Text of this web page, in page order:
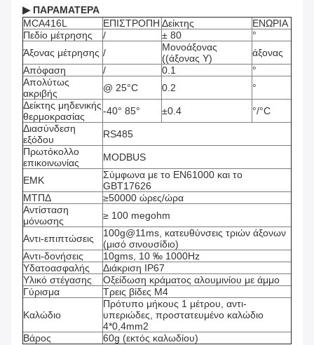
▶ ΠΑΡΑΜΑΤΕΡΑ
MCA416L
ΕΠΙΣΤΡΟΠΗ Δείκτης
ΕΝΩΡΙΑ
Πεδίο μέτρησης
/ ± 80
°
Άξονας μέτρησης /
Μονοάξονας
((άξονας Y)
άξονας
Απόφαση
/ 0.1
°
Απολύτως
ακριβής
@ 25°C 0.2
°
Δείκτης μηδενικής
θερμοκρασίας
-40° 85° ±0.4
°/°C
Διασύνδεση
εξόδου
RS485
Πρωτόκολλο
επικοινωνίας
MODBUS
ΕΜΚ
Σύμφωνα με το EN61000 και το
GBT17626
ΜΤΠΔ
≥50000 ώρες/ώρα
Αντίσταση
μόνωσης
≥ 100 megohm
Αντι-επιπτώσεις
100g@11ms, κατευθύνσεις τριών άξονων
(μισό σινουσίδιο)
Αντι-δονήσεις
10gms, 10 ‰ 1000Hz
Υδατοασφαλής
Διάκριση IP67
Υλικό στέγασης
Οξείδωση κράματος αλουμινίου με άμμο
Γύρισμα
Τρεις βίδες M4
Καλώδιο
Πρότυπο μήκους 1 μέτρου, αντι-
υπεριώδες, προστατευμένο καλώδιο
4*0,4mm2
Βάρος
60g (εκτός καλωδίου)